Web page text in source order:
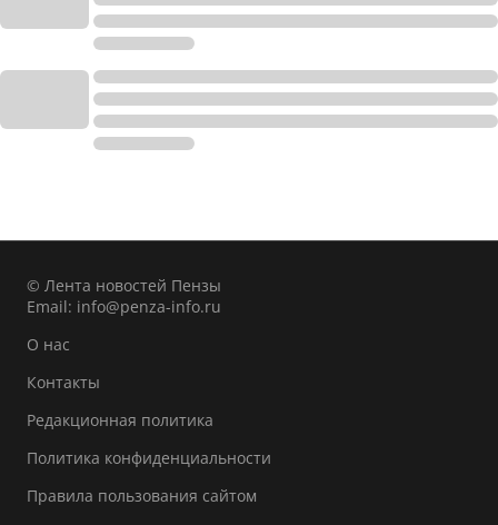
© Лента новостей Пензы
Email: info@penza-info.ru
О нас
Контакты
Редакционная политика
Политика конфиденциальности
Правила пользования сайтом